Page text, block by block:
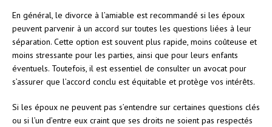
En général, le divorce à l’amiable est recommandé si les époux
peuvent parvenir à un accord sur toutes les questions liées à leur
séparation. Cette option est souvent plus rapide, moins coûteuse et
moins stressante pour les parties, ainsi que pour leurs enfants
éventuels. Toutefois, il est essentiel de consulter un avocat pour
s’assurer que l’accord conclu est équitable et protège vos intérêts.
Si les époux ne peuvent pas s’entendre sur certaines questions clés
ou si l’un d’entre eux craint que ses droits ne soient pas respectés